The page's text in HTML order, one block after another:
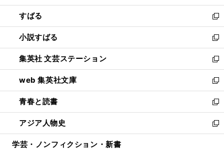
開
く
ウ
で
開
く
ン
ド
ウ
で
開
く
すばる
新
し
い
ウ
ィ
ン
ド
ウ
で
開
く
小説すばる
新
し
い
ウ
ィ
ン
ド
ウ
で
開
集英社 文芸ステーション
新
し
い
ウ
ィ
ン
ド
ウ
web 集英社文庫
新
し
い
ウ
ィ
ン
青春と読書
新
し
い
ウ
アジア人物史
新
し
学芸・ノンフィクション・新書